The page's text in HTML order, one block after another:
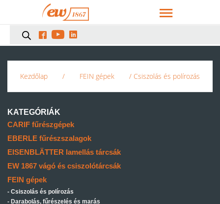
  
Kezdőlap / FEIN gépek / Csiszolás és polírozás
KATEGÓRIÁK
CARIF fűrészgépek
EBERLE fűrészszalagok
EISENBLÄTTER lamellás tárcsák
EW 1867 vágó és csiszolótárcsák
FEIN gépek
Csiszolás és polírozás
Darabolás, fűrészelés és marás